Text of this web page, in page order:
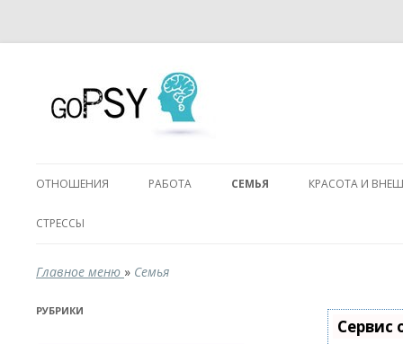
ОТНОШЕНИЯ РАБОТА СЕМЬЯ КРАСОТА И
СТРЕССЫ
Главное меню » Семья
Сервис
РУБРИКИ